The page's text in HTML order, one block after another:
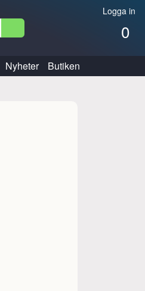
Logga in
0
Nyheter Butiken